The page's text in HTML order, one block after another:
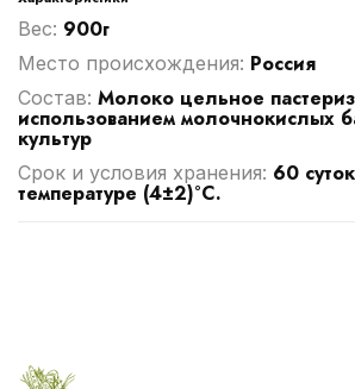
Вес: 900г
Место происхождения: Россия
Cостав: Молоко цельное
использованием молочнокислых
культур
Срок и условия хранения: 60
температуре (4±2)°С.